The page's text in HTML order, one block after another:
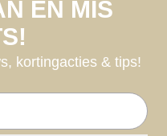
EN MIS
kortingacties & tips!